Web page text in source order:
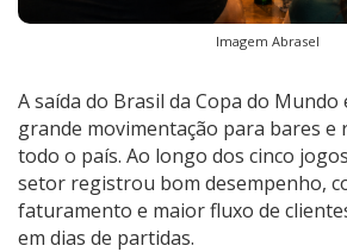
Imagem Abrasel
A saída do Brasil da Copa do Mundo
grande movimentação para bares e
todo o país. Ao longo dos cinco
setor registrou bom desempenho,
faturamento e maior fluxo de
em dias de partidas.